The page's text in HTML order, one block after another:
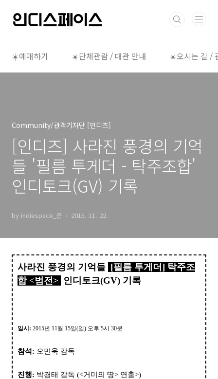
☀️예매하기 ☀️단체관람 / 대관 안내 ☀️오시는 길 /
Community/관객기자단 [인디즈]
[인디즈] 사라진 풍경의 기억
들 '필름 투게더 - 탁주조합'
인디토크(GV) 기록
by indiespace_은 2015. 11. 22.
사라진 풍경의 기억들 [필름 투게더] 탁주조
합 <범전> 인디토크(GV) 기 록
일시: 2015년 11월 15일(일) 오후 5시 30분
참석: 오민욱 감독
진행: 박경태 감독 (<거미의 땅> 연출>)